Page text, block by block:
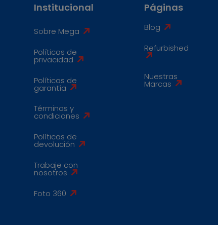
Institucional
Sobre Mega
Políticas de
privacidad
Políticas de
garantía
Términos y
condiciones
Políticas de
devolución
Trabaje con
nosotros
Foto 360
Páginas
Blog
Refurbished
Nuestras
Marcas